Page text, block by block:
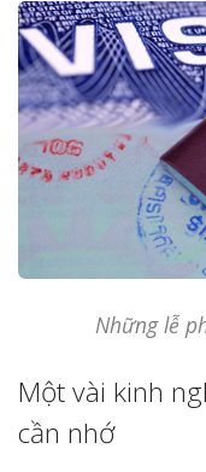
Những lễ
Một vài kinh
cần nhớ